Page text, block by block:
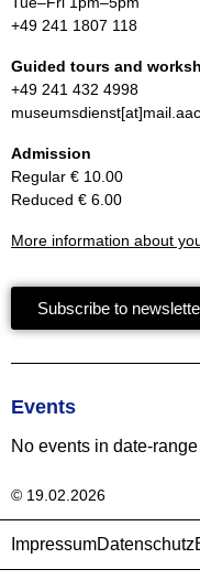
+49 241 1807 118
Guided tours and
+49 241 432 4998
Admission
Regular € 10.00
Reduced € 6.00
More information about
Subscribe to
Events
No events in date-range
© 19.02.2026
ImpressumDatenschutz